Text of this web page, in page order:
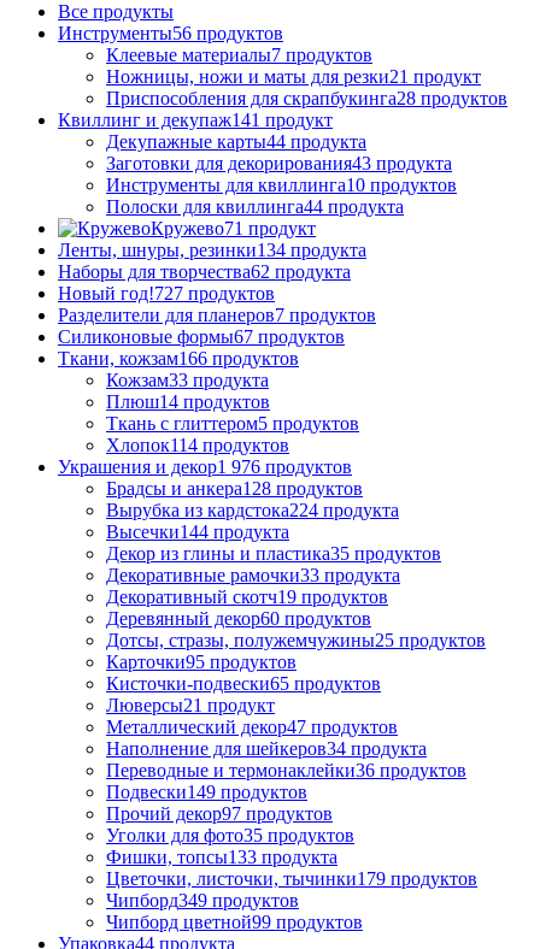
Все продукты
Инструменты56 продуктов
Клеевые материалы7 продуктов
Ножницы, ножи и маты для резки21 продукт
Приспособления для скрапбукинга28 продуктов
Квиллинг и декупаж141 продукт
Декупажные карты44 продукта
Заготовки для декорирования43 продукта
Инструменты для квиллинга10 продуктов
Полоски для квиллинга44 продукта
Кружево71 продукт
Ленты, шнуры, резинки134 продукта
Наборы для творчества62 продукта
Новый год!727 продуктов
Разделители для планеров7 продуктов
Силиконовые формы67 продуктов
Ткани, кожзам166 продуктов
Кожзам33 продукта
Плюш14 продуктов
Ткань с глиттером5 продуктов
Хлопок114 продуктов
Украшения и декор1 976 продуктов
Брадсы и анкера128 продуктов
Вырубка из кардстока224 продукта
Высечки144 продукта
Декор из глины и пластика35 продуктов
Декоративные рамочки33 продукта
Декоративный скотч19 продуктов
Деревянный декор60 продуктов
Дотсы, стразы, полужемчужины25 продуктов
Карточки95 продуктов
Кисточки-подвески65 продуктов
Люверсы21 продукт
Металлический декор47 продуктов
Наполнение для шейкеров34 продукта
Переводные и термонаклейки36 продуктов
Подвески149 продуктов
Прочий декор97 продуктов
Уголки для фото35 продуктов
Фишки, топсы133 продукта
Цветочки, листочки, тычинки179 продуктов
Чипборд349 продуктов
Чипборд цветной99 продуктов
Упаковка44 продукта